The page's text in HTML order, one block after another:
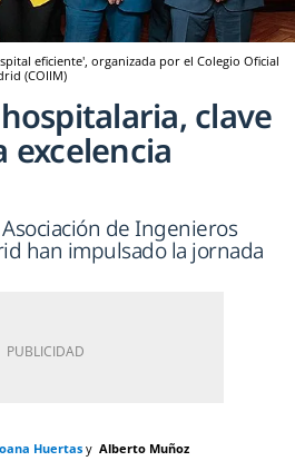
eficiente', organizada por el Colegio Oficial
(COIIM)
clave
excelencia
de Ingenieros
han impulsado la jornada
Huertas
Alberto Muñoz